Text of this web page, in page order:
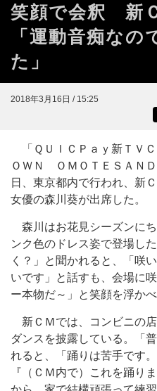
笑顔で会釈 新
「運動音痴なの
た」
2018年3月16日 / 15:25
「ＱＵＩＣＰａｙ新ＴＶ
ＯＷＮ ＯＭＯＴＥＳＡＮ
日、東京都内で行われ、新
女優の森川葵が出席した。
森川はお花見シーズンにち
ンク色のドレス姿で登場し
く？」と聞かれると、「咲
いです」と話すも、会場に
ー本物だ～」と笑顔を浮かべ
新ＣＭでは、コンビニの
ダンスを披露している。「
れると、「踊りは苦手です
『（ＣＭ内で）これを踊り